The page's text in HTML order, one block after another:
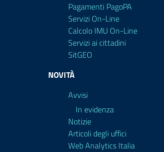
Pagamenti PagoPA
Servizi On-Line
Calcolo IMU On-Line
Servizi ai cittadini
SitGEO
NOVITÀ
Avvisi
In evidenza
Notizie
Articoli degli uffici
Web Analytics Italia